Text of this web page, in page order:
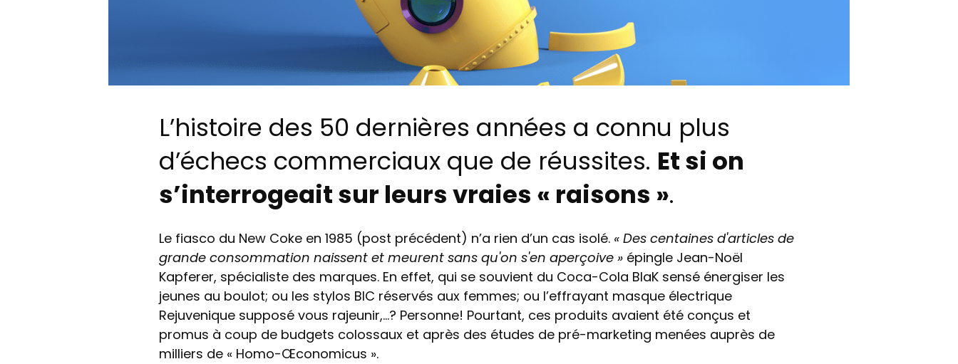
L’histoire des 50 dernières années a connu plus
d’échecs commerciaux que de réussites. Et si on
s’interrogeait sur leurs vraies « raisons ».
Le fiasco du New Coke en 1985 (post précédent) n’a rien d’un cas isolé. « Des centaines d'articles de
grande consommation naissent et meurent sans qu'on s'en aperçoive » épingle Jean-Noël
Kapferer, spécialiste des marques. En effet, qui se souvient du Coca-Cola BlaK sensé énergiser les
jeunes au boulot; ou les stylos BIC réservés aux femmes; ou l’effrayant masque électrique
Rejuvenique supposé vous rajeunir,…? Personne! Pourtant, ces produits avaient été conçus et
promus à coup de budgets colossaux et après des études de pré-marketing menées auprès de
milliers de « Homo-Œconomicus ».